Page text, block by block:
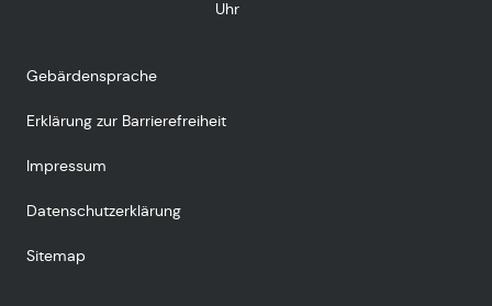
Uhr
Gebärdensprache
Erklärung zur Barrierefreiheit
Impressum
Datenschutzerklärung
Sitemap